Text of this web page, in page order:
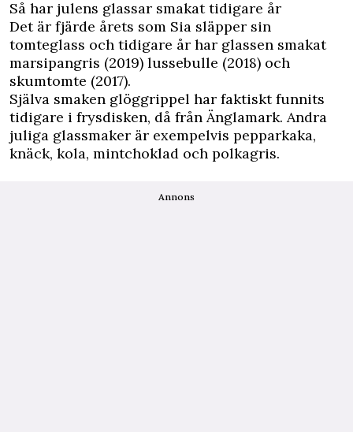
Så har julens glassar smakat tidigare år
Det är fjärde årets som Sia släpper sin
tomteglass och tidigare år har glassen smakat
marsipangris (2019) lussebulle (2018) och
skumtomte (2017).
Själva smaken glöggrippel har faktiskt funnits
tidigare i frysdisken, då från Änglamark. Andra
juliga glassmaker är exempelvis pepparkaka,
knäck, kola, mintchoklad och polkagris.
Annons